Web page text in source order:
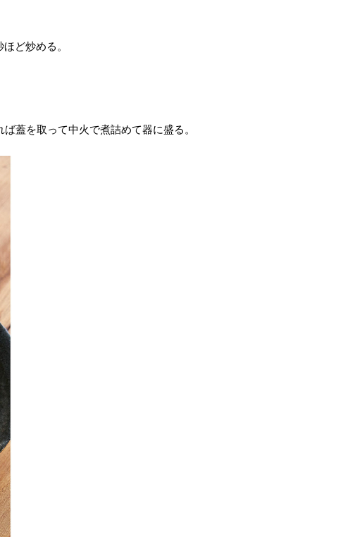
ど炒める。
蓋を取って中火で煮詰めて器に盛る。